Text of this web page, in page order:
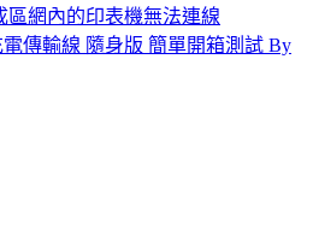
區網內的印表機無法連線
電傳輸線 隨身版 簡單開箱測試 By